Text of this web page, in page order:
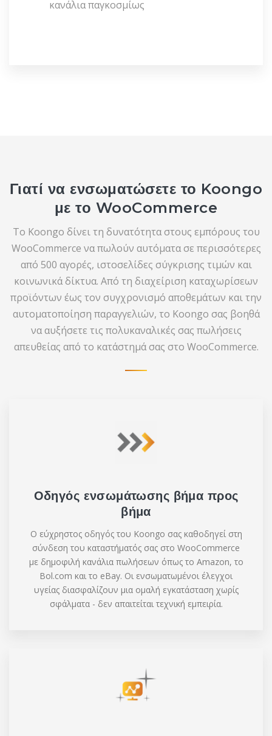
κανάλια παγκοσμίως
Γιατί να ενσωματώσετε το Koongo
με το WooCommerce
Το Koongo δίνει τη δυνατότητα στους εμπόρους του
WooCommerce να πωλούν αυτόματα σε περισσότερες
από 500 αγορές, ιστοσελίδες σύγκρισης τιμών και
κοινωνικά δίκτυα. Από τη διαχείριση καταχωρίσεων
προϊόντων έως τον συγχρονισμό αποθεμάτων και την
αυτοματοποίηση παραγγελιών, το Koongo σας βοηθά
να αυξήσετε τις πολυκαναλικές σας πωλήσεις
απευθείας από το κατάστημά σας στο WooCommerce.
Οδηγός ενσωμάτωσης βήμα προς
βήμα
Ο εύχρηστος οδηγός του Koongo σας καθοδηγεί στη
σύνδεση του καταστήματός σας στο WooCommerce
με δημοφιλή κανάλια πωλήσεων όπως το Amazon, το
Bol.com και το eBay. Οι ενσωματωμένοι έλεγχοι
υγείας διασφαλίζουν μια ομαλή εγκατάσταση χωρίς
σφάλματα - δεν απαιτείται τεχνική εμπειρία.